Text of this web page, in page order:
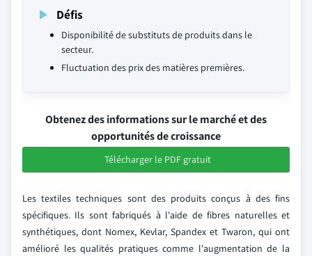
Défis
Disponibilité de substituts de produits dans le
secteur.
Fluctuation des prix des matières premières.
Obtenez des informations sur le marché et des
opportunités de croissance
Télécharger le PDF gratuit
Les textiles techniques sont des produits conçus à des fins
spécifiques. Ils sont fabriqués à l'aide de fibres naturelles et
synthétiques, dont Nomex, Kevlar, Spandex et Twaron, qui ont
amélioré les qualités pratiques comme l'augmentation de la